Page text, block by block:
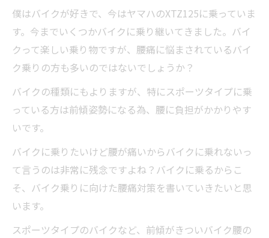
僕はバイクが好きで、今はヤマハのXTZ125に乗っていま
す。今までいくつかバイクに乗り継いてきました。バイ
クって楽しい乗り物ですが、腰痛に悩まされているバイ
ク乗りの方も多いのではないでしょうか？
バイクの種類にもよりますが、特にスポーツタイプに乗
っている方は前傾姿勢になる為、腰に負担がかかりやす
いです。
バイクに乗りたいけど腰が痛いからバイクに乗れないっ
て言うのは非常に残念ですよね？バイクに乗るからこ
そ、バイク乗りに向けた腰痛対策を書いていきたいと思
います。
スポーツタイプのバイクなど、前傾がきついバイク腰の